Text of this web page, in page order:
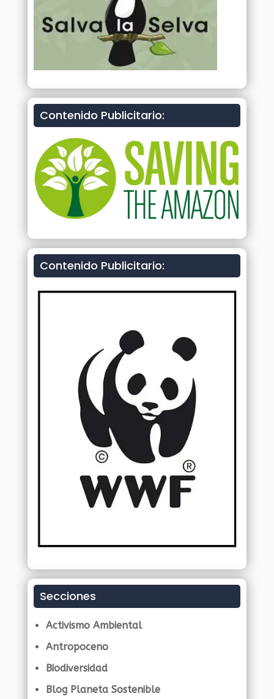
Contenido Publicitario:
Contenido Publicitario:
Secciones
Activismo Ambiental
Antropoceno
Biodiversidad
Blog Planeta Sostenible